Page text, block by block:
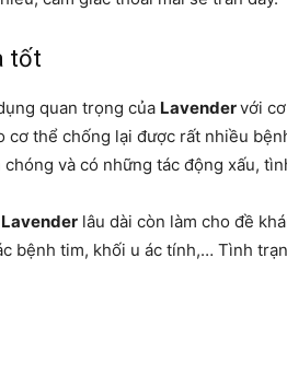
tốt
quan trọng của Lavendervới
cơ thể chống lại được rất nhiều
và có những tác động xấu,
Lavender lâu dài còn làm cho đề
bệnh tim, khối u ác tính,… Tình